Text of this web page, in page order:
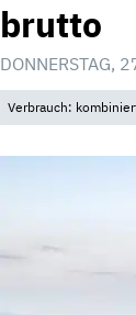
brutto
DONNERSTAG,
Verbrauch: